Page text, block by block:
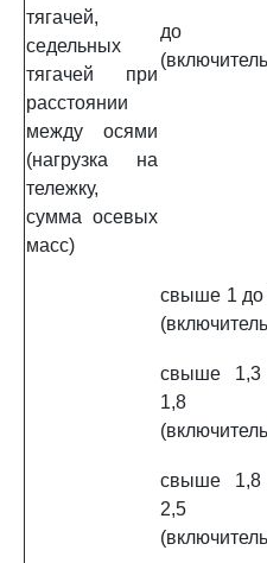
тягачей,
седельных
тягачей при
расстоянии
между осями
(нагрузка на
тележку,
сумма осевых
масс)
до
свыше 1 до
свыше 1,3
1,8
свыше 1,8
2,5